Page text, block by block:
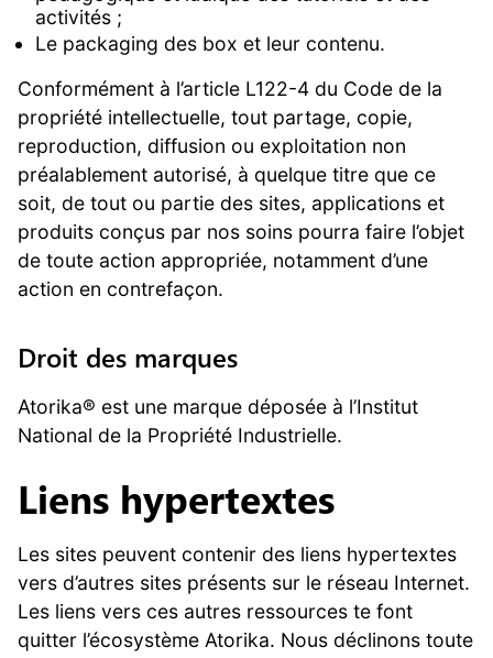
activités ;
Le packaging des box et leur contenu.
Conformément à l’article L122-4 du Code de la
propriété intellectuelle, tout partage, copie,
reproduction, diffusion ou exploitation non
préalablement autorisé, à quelque titre que ce
soit, de tout ou partie des sites, applications et
produits conçus par nos soins pourra faire l’objet
de toute action appropriée, notamment d’une
action en contrefaçon.
Droit des marques
Atorika® est une marque déposée à l’Institut
National de la Propriété Industrielle.
Liens hypertextes
Les sites peuvent contenir des liens hypertextes
vers d’autres sites présents sur le réseau Internet.
Les liens vers ces autres ressources te font
quitter l’écosystème Atorika. Nous déclinons toute